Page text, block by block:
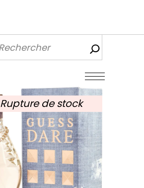
Rupture de stock